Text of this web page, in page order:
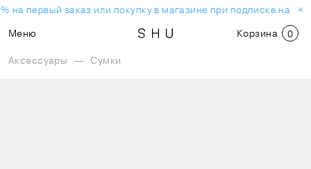
на первый заказ или покупку в магазине при подписке на
Меню
Корзина 0
Аксессуары — Сумки